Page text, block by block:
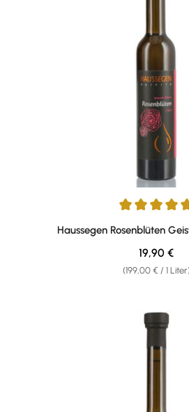
Durchschnittliche Bewertung
Haussegen Rosenblüten
(199,00 € / 1
Regulärer
19,90 €